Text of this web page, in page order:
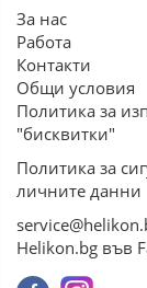
За нас
Работа
Контакти
Общи условия
Политика за
"бисквитки"
Политика за
личните данни
Helikon.bg във